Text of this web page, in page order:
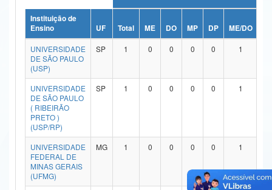
Ministério da Ciência, Tecnologia, Inovações e Comunicações
Ministério do Meio Ambiente
Ministério do Turismo
Ministério do Desenvolvimento Regional
Controladoria-Geral da União
Ministério da Mulher, da Família e dos Direitos Humanos
Secretaria-Geral
Secretaria de Governo
Instituição de
Ensino
UF Total ME DO MP DP ME/DO
UNIVERSIDADE
DE SÃO PAULO
(USP)
SP 1 0 0 0 0 1
UNIVERSIDADE
DE SÃO PAULO
( RIBEIRÃO
PRETO )
(USP/RP)
SP 1 0 0 0 0 1
UNIVERSIDADE
FEDERAL DE
MINAS GERAIS
(UFMG)
MG 1 0 0 0 0 1